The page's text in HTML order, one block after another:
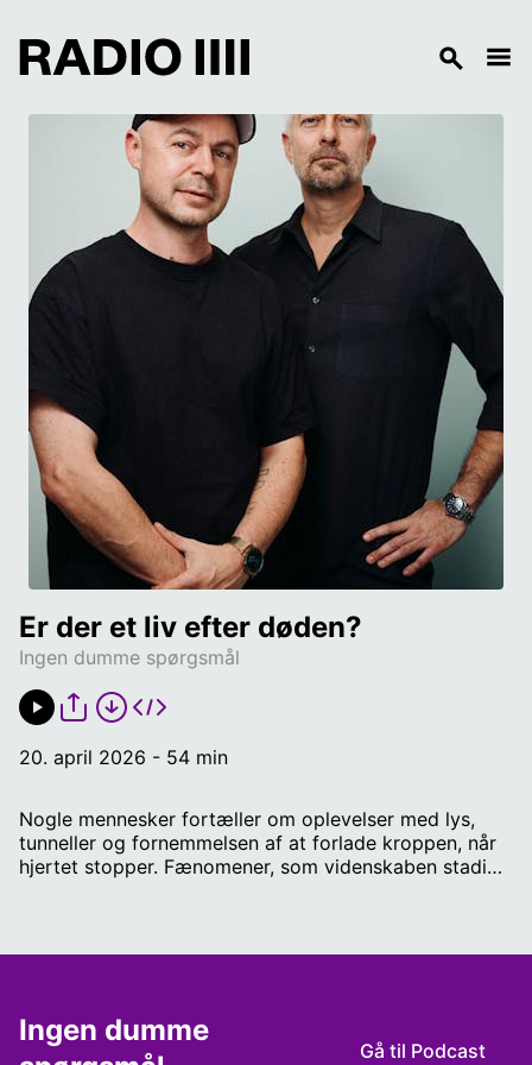
Ingen dumme spørgsmål
Er der et liv efter døden?
20. april 2026 - 54 min
Nogle mennesker fortæller om oplevelser med lys,
tunneller og fornemmelsen af at forlade kroppen, når
hjertet stopper. Fænomener, som videnskaben stadig
Universitet, der gør os klogere på, hvad der sker i
nyheden om aber, der nu kan spille computer. Værter:
Esben Pretzmann og Jonas Kuld Rathje / Lydklip:
Ingen dumme
Gå til Podcast